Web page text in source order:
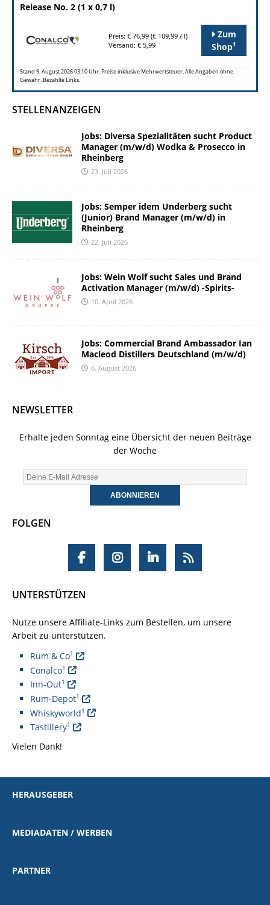
Release No. 2 (1 x 0,7 l)
Preis: € 76,99 (€ 109,99 / l)
Versand: € 5,99
Zum
Shop1
Stand 9. August 2026 03:10 Uhr. Preise inklusive Mehrwertsteuer. Alle Angaben ohne
Gewähr. Bezahlte Links.
STELLENANZEIGEN
Jobs: Diversa Spezialitäten sucht Product
Manager (m/w/d) Wodka & Prosecco in
Rheinberg
23. Juli 2026
Jobs: Semper idem Underberg sucht
(Junior) Brand Manager (m/w/d) in
Rheinberg
22. Juli 2026
Jobs: Wein Wolf sucht Sales und Brand
Activation Manager (m/w/d) -Spirits-
10. April 2026
Jobs: Commercial Brand Ambassador Ian
Macleod Distillers Deutschland (m/w/d)
6. August 2026
NEWSLETTER
Erhalte jeden Sonntag eine Übersicht der neuen Beiträge
der Woche
FOLGEN
UNTERSTÜTZEN
Nutze unsere Affiliate-Links zum Bestellen, um unsere
Arbeit zu unterstützen.
Rum & Co1
Conalco1
Inn-Out1
Rum-Depot1
Whiskyworld1
Tastillery1
Vielen Dank!
HERAUSGEBER
MEDIADATEN / WERBEN
PARTNER